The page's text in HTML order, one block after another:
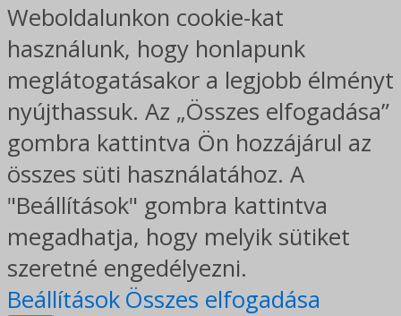
Weboldalunkon cookie-kat
használunk, hogy honlapunk
meglátogatásakor a legjobb élményt
nyújthassuk. Az „Összes elfogadása”
gombra kattintva Ön hozzájárul az
összes süti használatához. A
"Beállítások" gombra kattintva
megadhatja, hogy melyik sütiket
szeretné engedélyezni.
Beállítások Összes elfogadása